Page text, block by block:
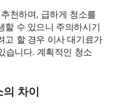
천하며, 급하게 청소를
할 수 있으니 주의하시기
고 할 경우 이사 대기료가
습니다. 계획적인 청소
차이